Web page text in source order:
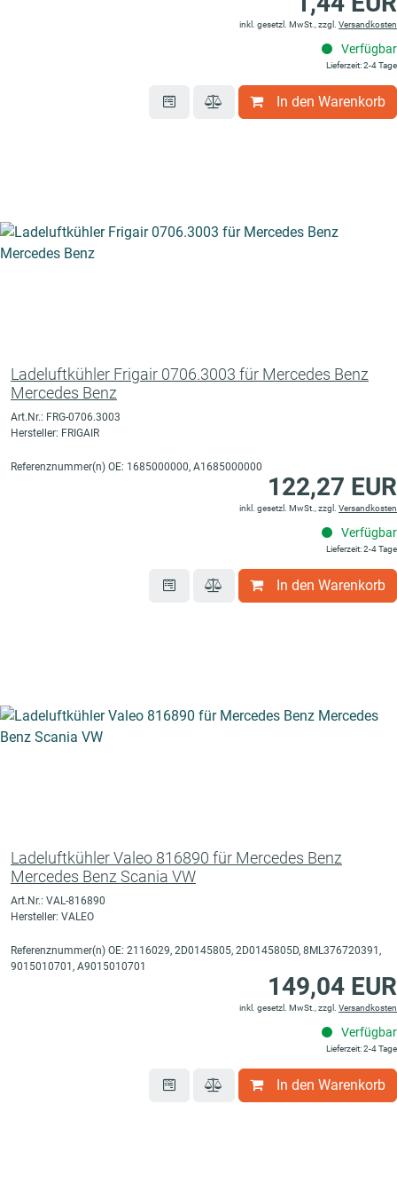
inkl. gesetzl. MwSt., zzgl. Versandkosten
Verfügbar
Lieferzeit: 2-4 Tage
In den Warenkorb
Ladeluftkühler Frigair 0706.3003 für Mercedes Benz
Mercedes Benz
Art.Nr.: FRG-0706.3003
Hersteller: FRIGAIR
Referenznummer(n) OE: 1685000000, A1685000000
122,27 EUR
inkl. gesetzl. MwSt., zzgl. Versandkosten
Verfügbar
Lieferzeit: 2-4 Tage
In den Warenkorb
Ladeluftkühler Valeo 816890 für Mercedes Benz
Mercedes Benz Scania VW
Art.Nr.: VAL-816890
Hersteller: VALEO
Referenznummer(n) OE: 2116029, 2D0145805, 2D0145805D, 8ML376720391,
9015010701, A9015010701
149,04 EUR
inkl. gesetzl. MwSt., zzgl. Versandkosten
Verfügbar
Lieferzeit: 2-4 Tage
In den Warenkorb